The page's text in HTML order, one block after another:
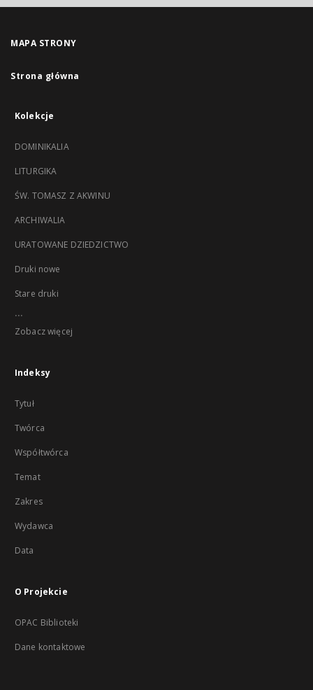
MAPA STRONY
Strona główna
Kolekcje
DOMINIKALIA
LITURGIKA
ŚW. TOMASZ Z AKWINU
ARCHIWALIA
URATOWANE DZIEDZICTWO
Druki nowe
Stare druki
...
Zobacz więcej
Indeksy
Tytuł
Twórca
Współtwórca
Temat
Zakres
Wydawca
Data
O Projekcie
OPAC Biblioteki
Dane kontaktowe